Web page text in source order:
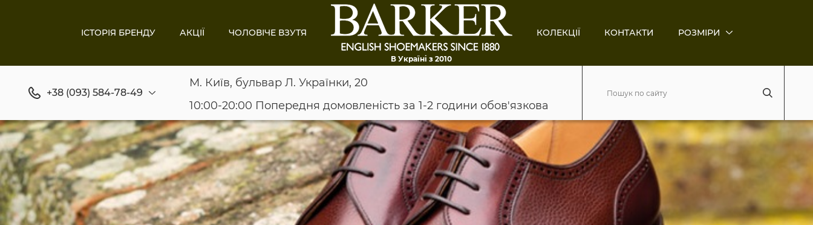
ІСТОРІЯ БРЕНДУ АКЦІЇ ЧОЛОВІЧЕ ВЗУТЯ
В Україні з 2010
КОЛЕКЦІЇ КОНТАКТИ РОЗМІРИ
+38 (093) 584-78-49
М. Київ, бульвар Л. Українки, 20
10:00-20:00 Попередня домовленість за 1-2 години обов'язкова